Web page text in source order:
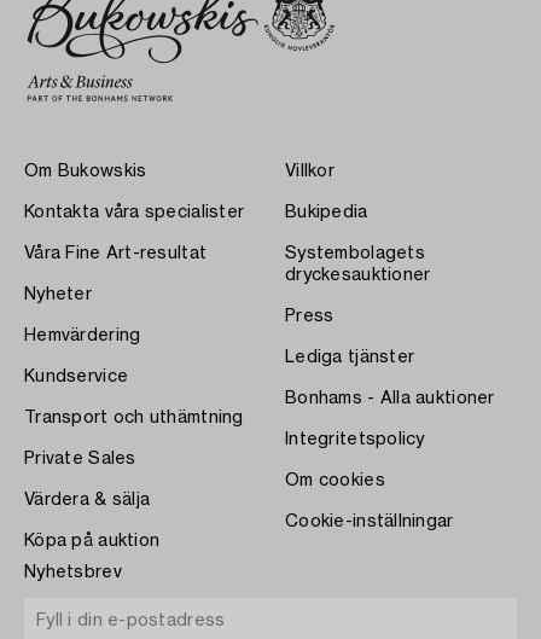
Om Bukowskis
Kontakta våra specialister
Våra Fine Art-resultat
Nyheter
Hemvärdering
Kundservice
Transport och uthämtning
Private Sales
Värdera & sälja
Köpa på auktion
Villkor
Bukipedia
Systembolagets
dryckesauktioner
Press
Lediga tjänster
Bonhams - Alla auktioner
Integritetspolicy
Om cookies
Cookie-inställningar
Nyhetsbrev